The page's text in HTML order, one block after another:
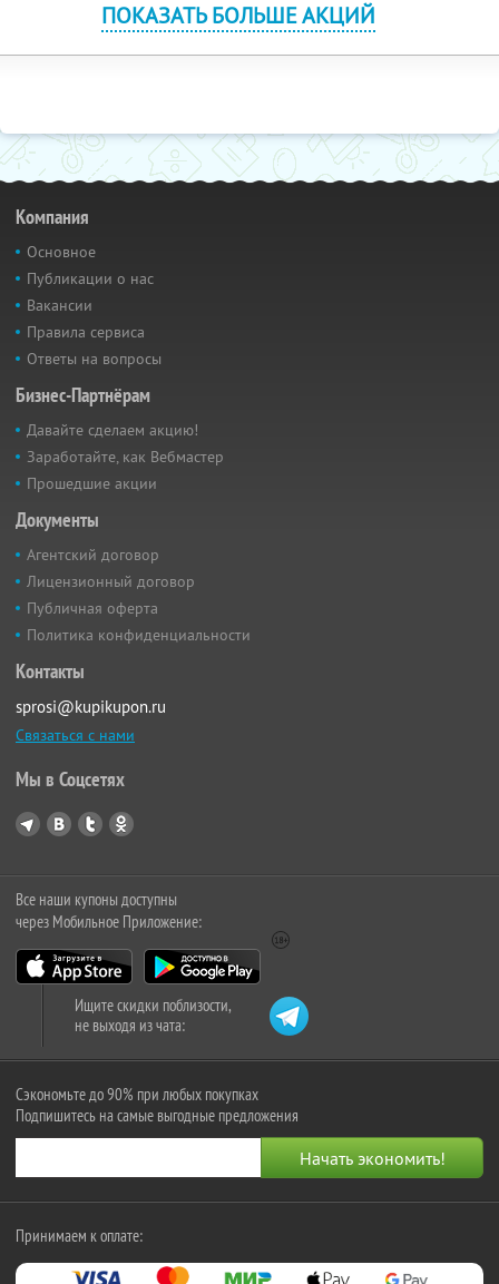
ПОКАЗАТЬ БОЛЬШЕ АКЦИЙ
Компания
Основное
Публикации о нас
Вакансии
Правила сервиса
Ответы на вопросы
Бизнес-Партнёрам
Давайте сделаем акцию!
Заработайте, как Вебмастер
Прошедшие акции
Документы
Агентский договор
Лицензионный договор
Публичная оферта
Политика конфиденциальности
Контакты
sprosi@kupikupon.ru
Связаться с нами
Мы в Соцсетях
Все наши купоны доступны
через Мобильное Приложение:
Ищите скидки поблизости,
не выходя из чата:
Сэкономьте до 90% при любых покупках
Подпишитесь на самые выгодные предложения
Принимаем к оплате: